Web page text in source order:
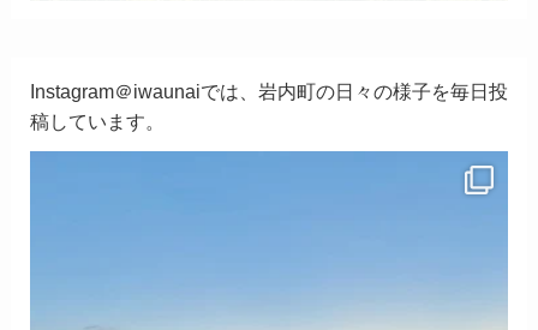
Instagram＠iwaunaiでは、岩内町の日々の様子を毎日投
稿しています。